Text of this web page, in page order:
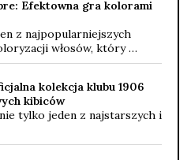
Efektowna gra kolorami
z najpopularniejszych
włosów, który …
kolekcja klubu 1906
kibiców
tylko jeden z najstarszych i